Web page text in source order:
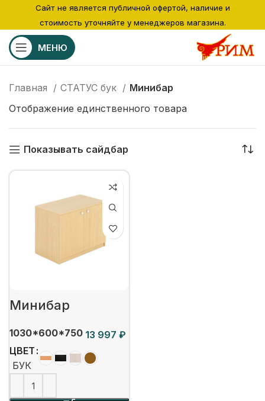
МЕНЮ
Главная СТАТУС бук
Минибар
Отображение единственного товара
Показывать сайдбар
Минибар
1030*600*750
₽
ЦВЕТ
БУК
Сайт не является публичной офертой, наличие и
стоимость уточняйте у менеджеров магазина.